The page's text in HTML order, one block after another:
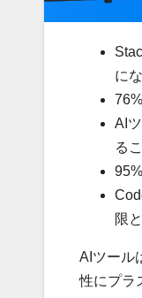
に
AI
る
限
AIツール
性にプラ